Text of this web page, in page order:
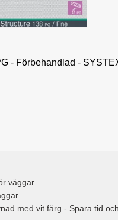
- Förbehandlad -
väggar
med vit färg - Spara tid